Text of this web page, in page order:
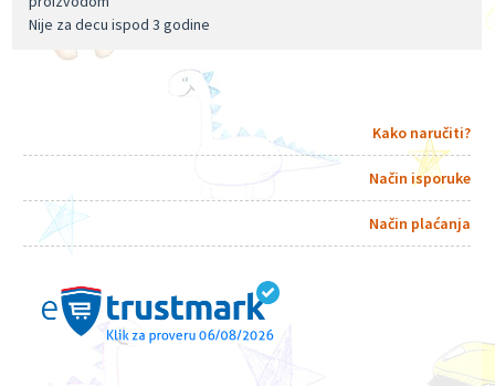
Nije za decu ispod 3 godine
Kako naručiti?
Način isporuke
Način plaćanja